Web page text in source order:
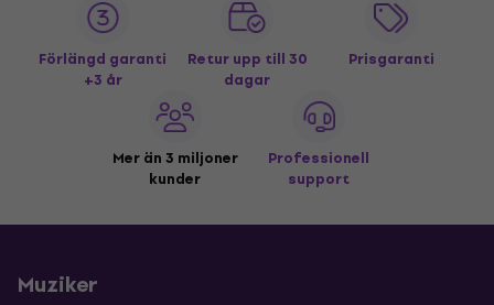
Förlängd garanti
+3 år
Retur upp till 30
dagar
Prisgaranti
Mer än 3 miljoner
kunder
Professionell
support
Muziker